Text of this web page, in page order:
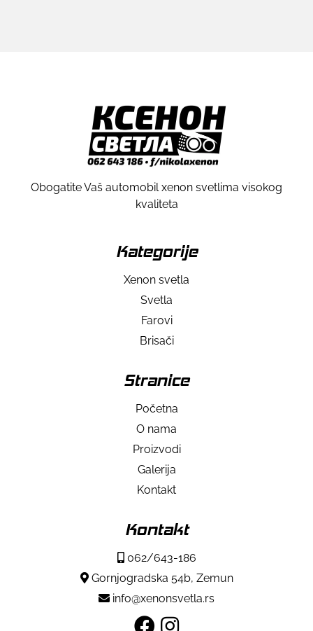
Obogatite Vaš automobil xenon svetlima visokog
kvaliteta
Kategorije
Xenon svetla
Svetla
Farovi
Brisači
Stranice
Početna
O nama
Proizvodi
Galerija
Kontakt
Kontakt
062/643-186
Gornjogradska 54b, Zemun
info@xenonsvetla.rs